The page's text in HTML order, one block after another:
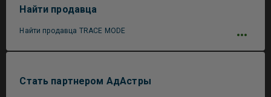
Найти продавца
Найти продавца TRACE MODE
Стать партнером АдАстры